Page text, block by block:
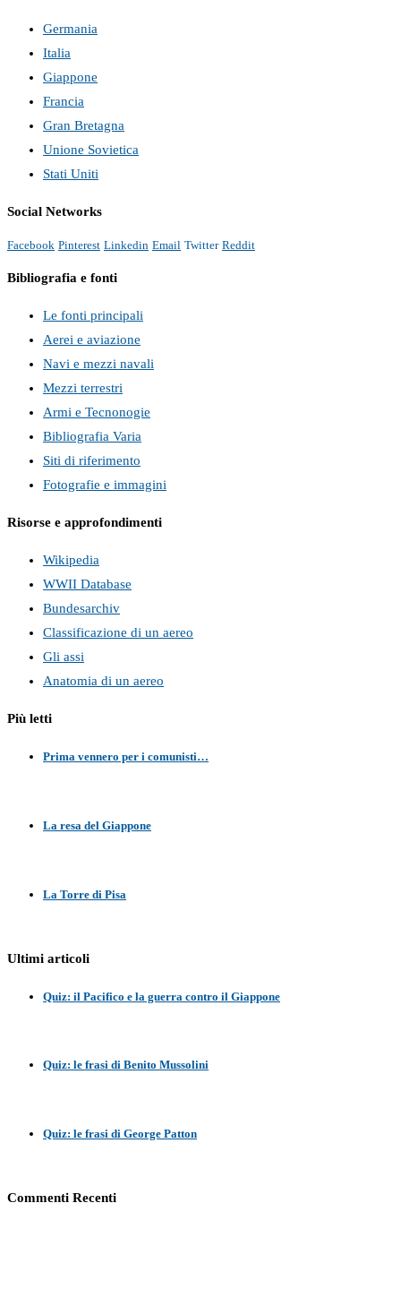
Germania
Italia
Giappone
Francia
Gran Bretagna
Unione Sovietica
Stati Uniti
Social Networks
Facebook Pinterest Linkedin Email Twitter Reddit
Bibliografia e fonti
Le fonti principali
Aerei e aviazione
Navi e mezzi navali
Mezzi terrestri
Armi e Tecnonogie
Bibliografia Varia
Siti di riferimento
Fotografie e immagini
Risorse e approfondimenti
Wikipedia
WWII Database
Bundesarchiv
Classificazione di un aereo
Gli assi
Anatomia di un aereo
Più letti
Prima vennero per i comunisti…
La resa del Giappone
La Torre di Pisa
Ultimi articoli
Quiz: il Pacifico e la guerra contro il Giappone
Quiz: le frasi di Benito Mussolini
Quiz: le frasi di George Patton
Commenti Recenti